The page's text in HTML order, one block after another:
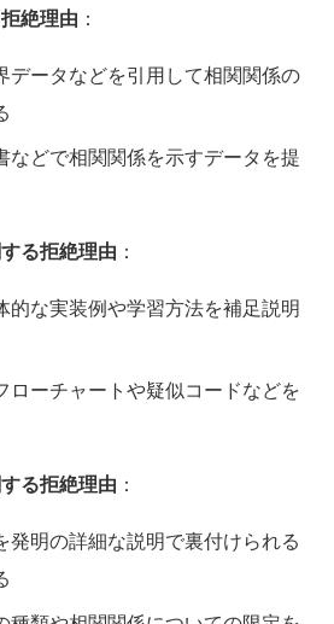
絶理由 ：
データなどを引用して相関関係の
などで相関関係を示すデータを提
る拒絶理由 ：
的な実装例や学習方法を補足説明
ローチャートや疑似コードなどを
る拒絶理由 ：
発明の詳細な説明で裏付けられる